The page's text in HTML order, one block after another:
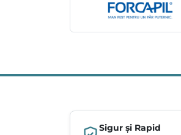
Sigur și Rapid